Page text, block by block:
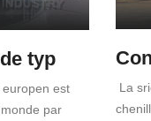
typ
est
par
La